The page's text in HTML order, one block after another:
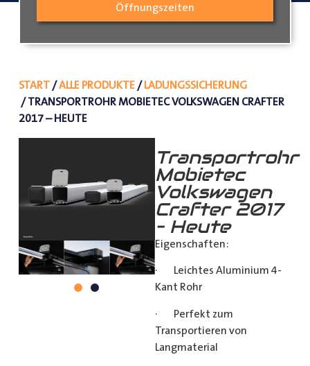
Öffnungszeiten
START/ALLE PRODUKTE/LADUNGSSICHERUNG
/ TRANSPORTROHR MOBIETEC VOLKSWAGEN CRAFTER
2017 – HEUTE
Transportrohr
Mobietec
Volkswagen
Crafter 2017
– Heute
Eigenschaften:
· Leichtes Aluminium 4-
Kant Rohr
· Perfekt zum
Transportieren von
Langmaterial